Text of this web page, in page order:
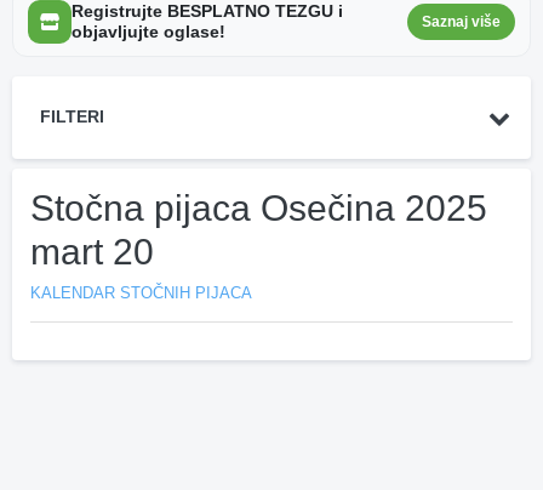
Registrujte BESPLATNO TEZGU i
objavljujte oglase!
Saznaj više
FILTERI
Stočna pijaca Osečina 2025
mart 20
KALENDAR STOČNIH PIJACA